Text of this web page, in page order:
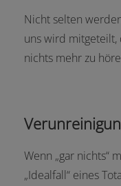
Nicht selten
uns wird mitgeteilt,
nichts mehr zu
Wenn „gar nichts“
„Idealfall“ eines